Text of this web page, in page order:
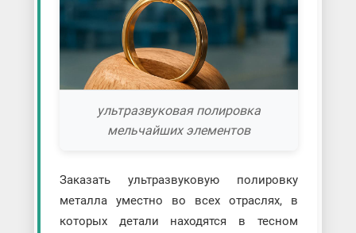
ультразвуковая полировка
мельчайших элементов
Заказать ультразвуковую полировку
металла уместно во всех отраслях, в
которых детали находятся в тесном